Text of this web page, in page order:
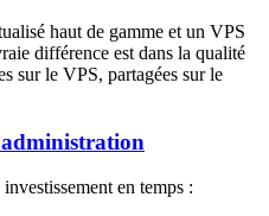
haut de gamme et un VPS
différence est dans la qualité
sur le VPS, partagées sur le
en temps :